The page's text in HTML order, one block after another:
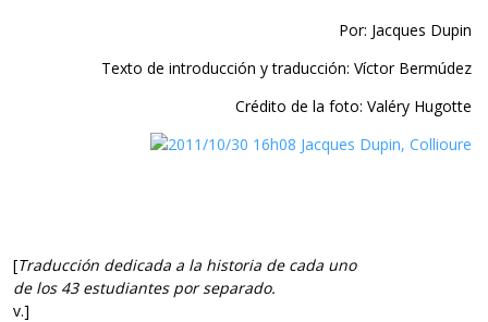
Por: Jacques Dupin
Texto de introducción y traducción: Víctor Bermúdez
Crédito de la foto: Valéry Hugotte
[Traducción dedicada a la historia de cada uno
de los 43 estudiantes por separado.
v.]